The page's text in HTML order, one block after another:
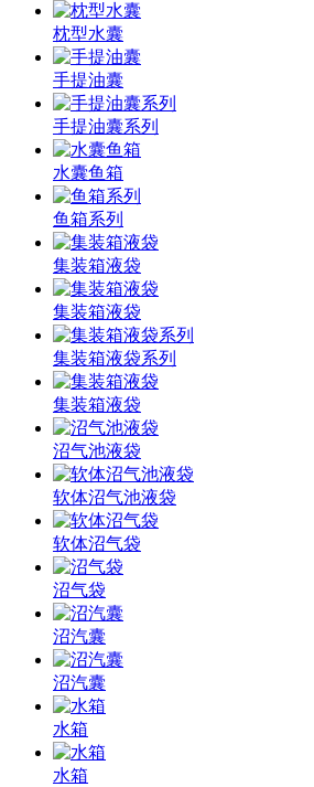
枕型水囊
手提油囊
手提油囊系列
水囊鱼箱
鱼箱系列
集装箱液袋
集装箱液袋
集装箱液袋系列
集装箱液袋
沼气池液袋
软体沼气池液袋
软体沼气袋
沼气袋
沼汽囊
沼汽囊
水箱
水箱